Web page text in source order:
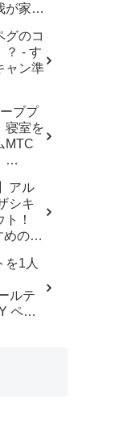
が家で
ゾート
- パ
グのコ
？ - す
ャン準
ブプ
寝室を
MTC
ャン
アル
シキ
！
のキ
を1人
ルテ
ペグ